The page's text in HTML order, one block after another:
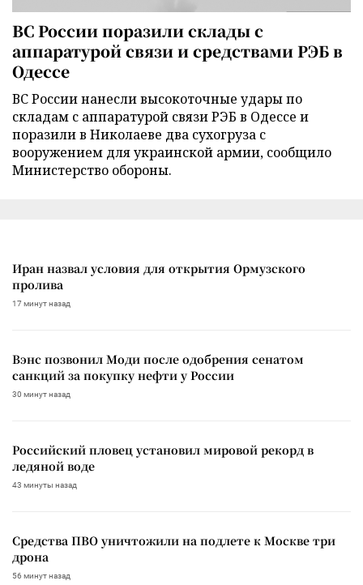
ВС России поразили склады с
аппаратурой связи и средствами РЭБ в
Одессе
ВС России нанесли высокоточные удары по
складам с аппаратурой связи РЭБ в Одессе и
поразили в Николаеве два сухогруза с
вооружением для украинской армии, сообщило
Министерство обороны.
Иран назвал условия для открытия Ормузского
пролива
17 минут назад
Вэнс позвонил Моди после одобрения сенатом
санкций за покупку нефти у России
30 минут назад
Российский пловец установил мировой рекорд в
ледяной воде
43 минуты назад
Средства ПВО уничтожили на подлете к Москве три
дрона
56 минут назад